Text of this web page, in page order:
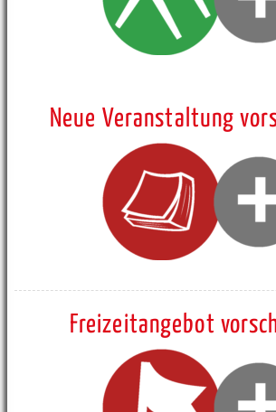
Neue Veranstaltung
Freizeitangebot